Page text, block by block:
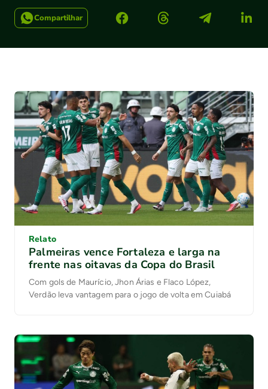
Compartilhar
Relato
Palmeiras vence Fortaleza e larga na
frente nas oitavas da Copa do Brasil
Com gols de Maurício, Jhon Árias e Flaco López,
Verdão leva vantagem para o jogo de volta em Cuiabá